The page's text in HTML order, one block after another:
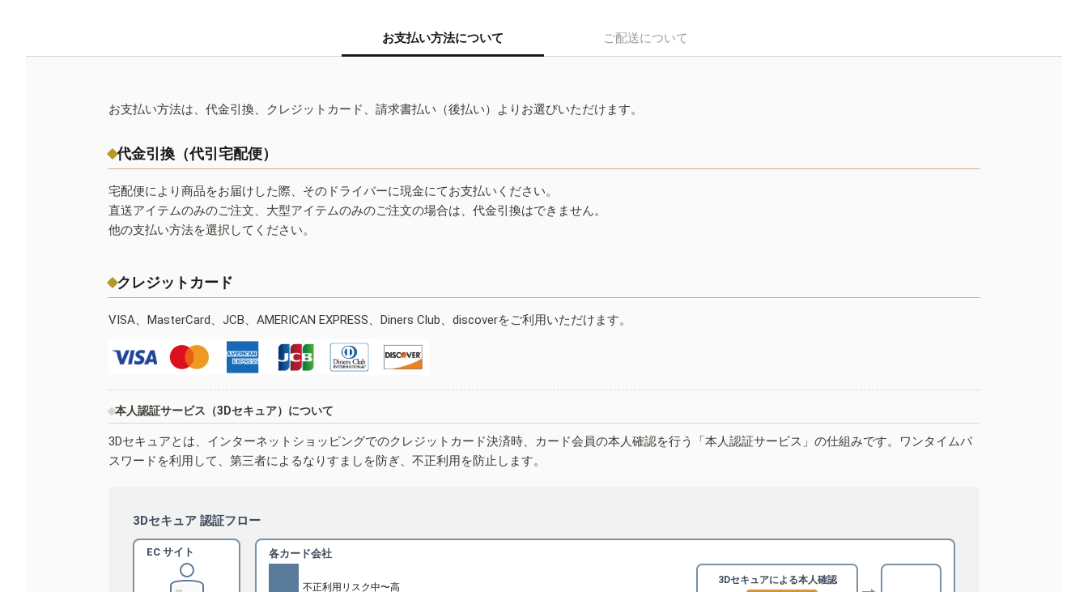
お支払い方法について ご配送について
お支払い方法は、代金引換、クレジットカード、請求書払い（後払い）よりお選びいただけます。
代金引換（代引宅配便）
宅配便により商品をお届けした際、そのドライバーに現金にてお支払いください。
直送アイテムのみのご注文、大型アイテムのみのご注文の場合は、代金引換はできません。
他の支払い方法を選択してください。
クレジットカード
VISA、MasterCard、JCB、AMERICAN EXPRESS、Diners Club、discoverをご利用いただけます。
本人認証サービス（3Dセキュア）について
3Dセキュアとは、インターネットショッピングでのクレジットカード決済時、カード会員の本人確認を行う「本人認証サービス」の仕組みです。ワンタイムパ
スワードを利用して、第三者によるなりすましを防ぎ、不正利用を防止します。
3Dセキュア 認証フロー
EC サイト 各カード会社
不正利用リスク中〜高
3Dセキュアによる本人確認